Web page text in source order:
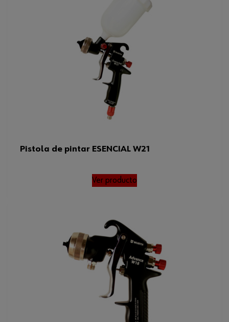
Pistola de pintar ESENCIAL W21
Ver producto